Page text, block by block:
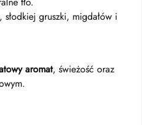
gruszki, migdałów i
aromat, świeżość oraz